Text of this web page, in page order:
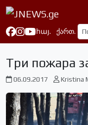
հայ. ქართ.
Три пожара
06.09.2017 Kristina